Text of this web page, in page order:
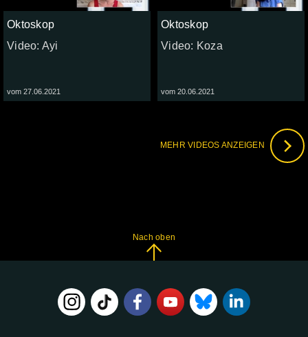
Oktoskop
Video: Ayi
vom 27.06.2021
Oktoskop
Video: Koza
vom 20.06.2021
MEHR VIDEOS ANZEIGEN
Nach oben